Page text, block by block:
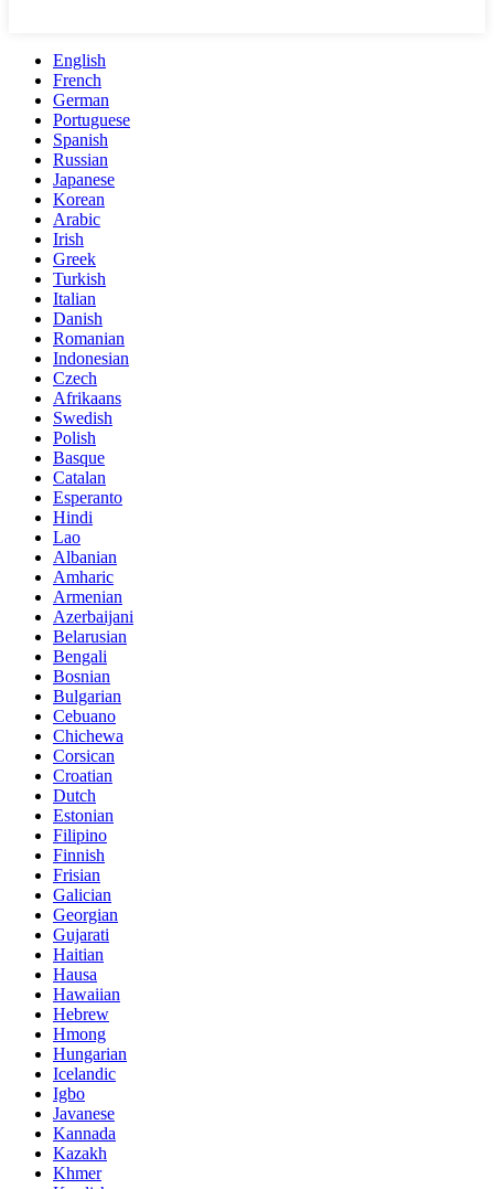
English
French
German
Portuguese
Spanish
Russian
Japanese
Korean
Arabic
Irish
Greek
Turkish
Italian
Danish
Romanian
Indonesian
Czech
Afrikaans
Swedish
Polish
Basque
Catalan
Esperanto
Hindi
Lao
Albanian
Amharic
Armenian
Azerbaijani
Belarusian
Bengali
Bosnian
Bulgarian
Cebuano
Chichewa
Corsican
Croatian
Dutch
Estonian
Filipino
Finnish
Frisian
Galician
Georgian
Gujarati
Haitian
Hausa
Hawaiian
Hebrew
Hmong
Hungarian
Icelandic
Igbo
Javanese
Kannada
Kazakh
Khmer